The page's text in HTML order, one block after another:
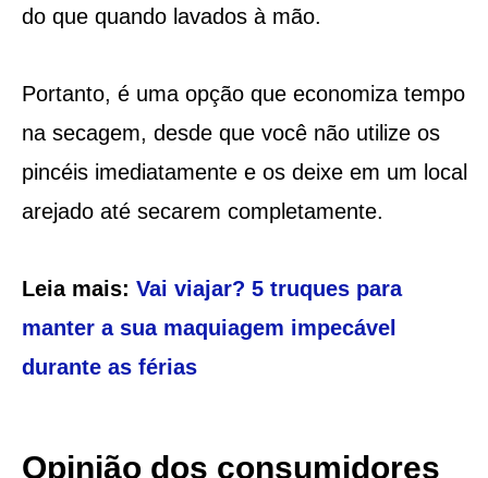
do que quando lavados à mão.
Portanto, é uma opção que economiza tempo
na secagem, desde que você não utilize os
pincéis imediatamente e os deixe em um local
arejado até secarem completamente.
Leia mais: Vai viajar? 5 truques para
manter a sua maquiagem impecável
durante as férias
Opinião dos consumidores